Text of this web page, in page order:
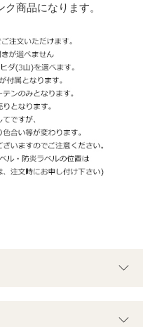
商品になります。